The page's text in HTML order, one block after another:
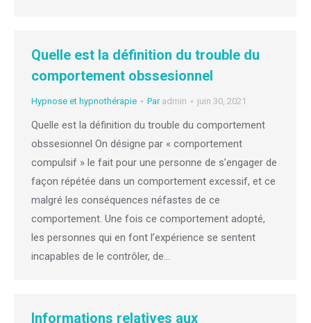
Quelle est la définition du trouble du
comportement obssesionnel
Hypnose et hypnothérapie Par admin juin 30, 2021
Quelle est la définition du trouble du comportement
obssesionnel On désigne par « comportement
compulsif » le fait pour une personne de s’engager de
façon répétée dans un comportement excessif, et ce
malgré les conséquences néfastes de ce
comportement. Une fois ce comportement adopté,
les personnes qui en font l’expérience se sentent
incapables de le contrôler, de…
Informations relatives aux